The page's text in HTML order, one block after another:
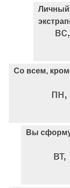
Личный
Со всем,
Вы